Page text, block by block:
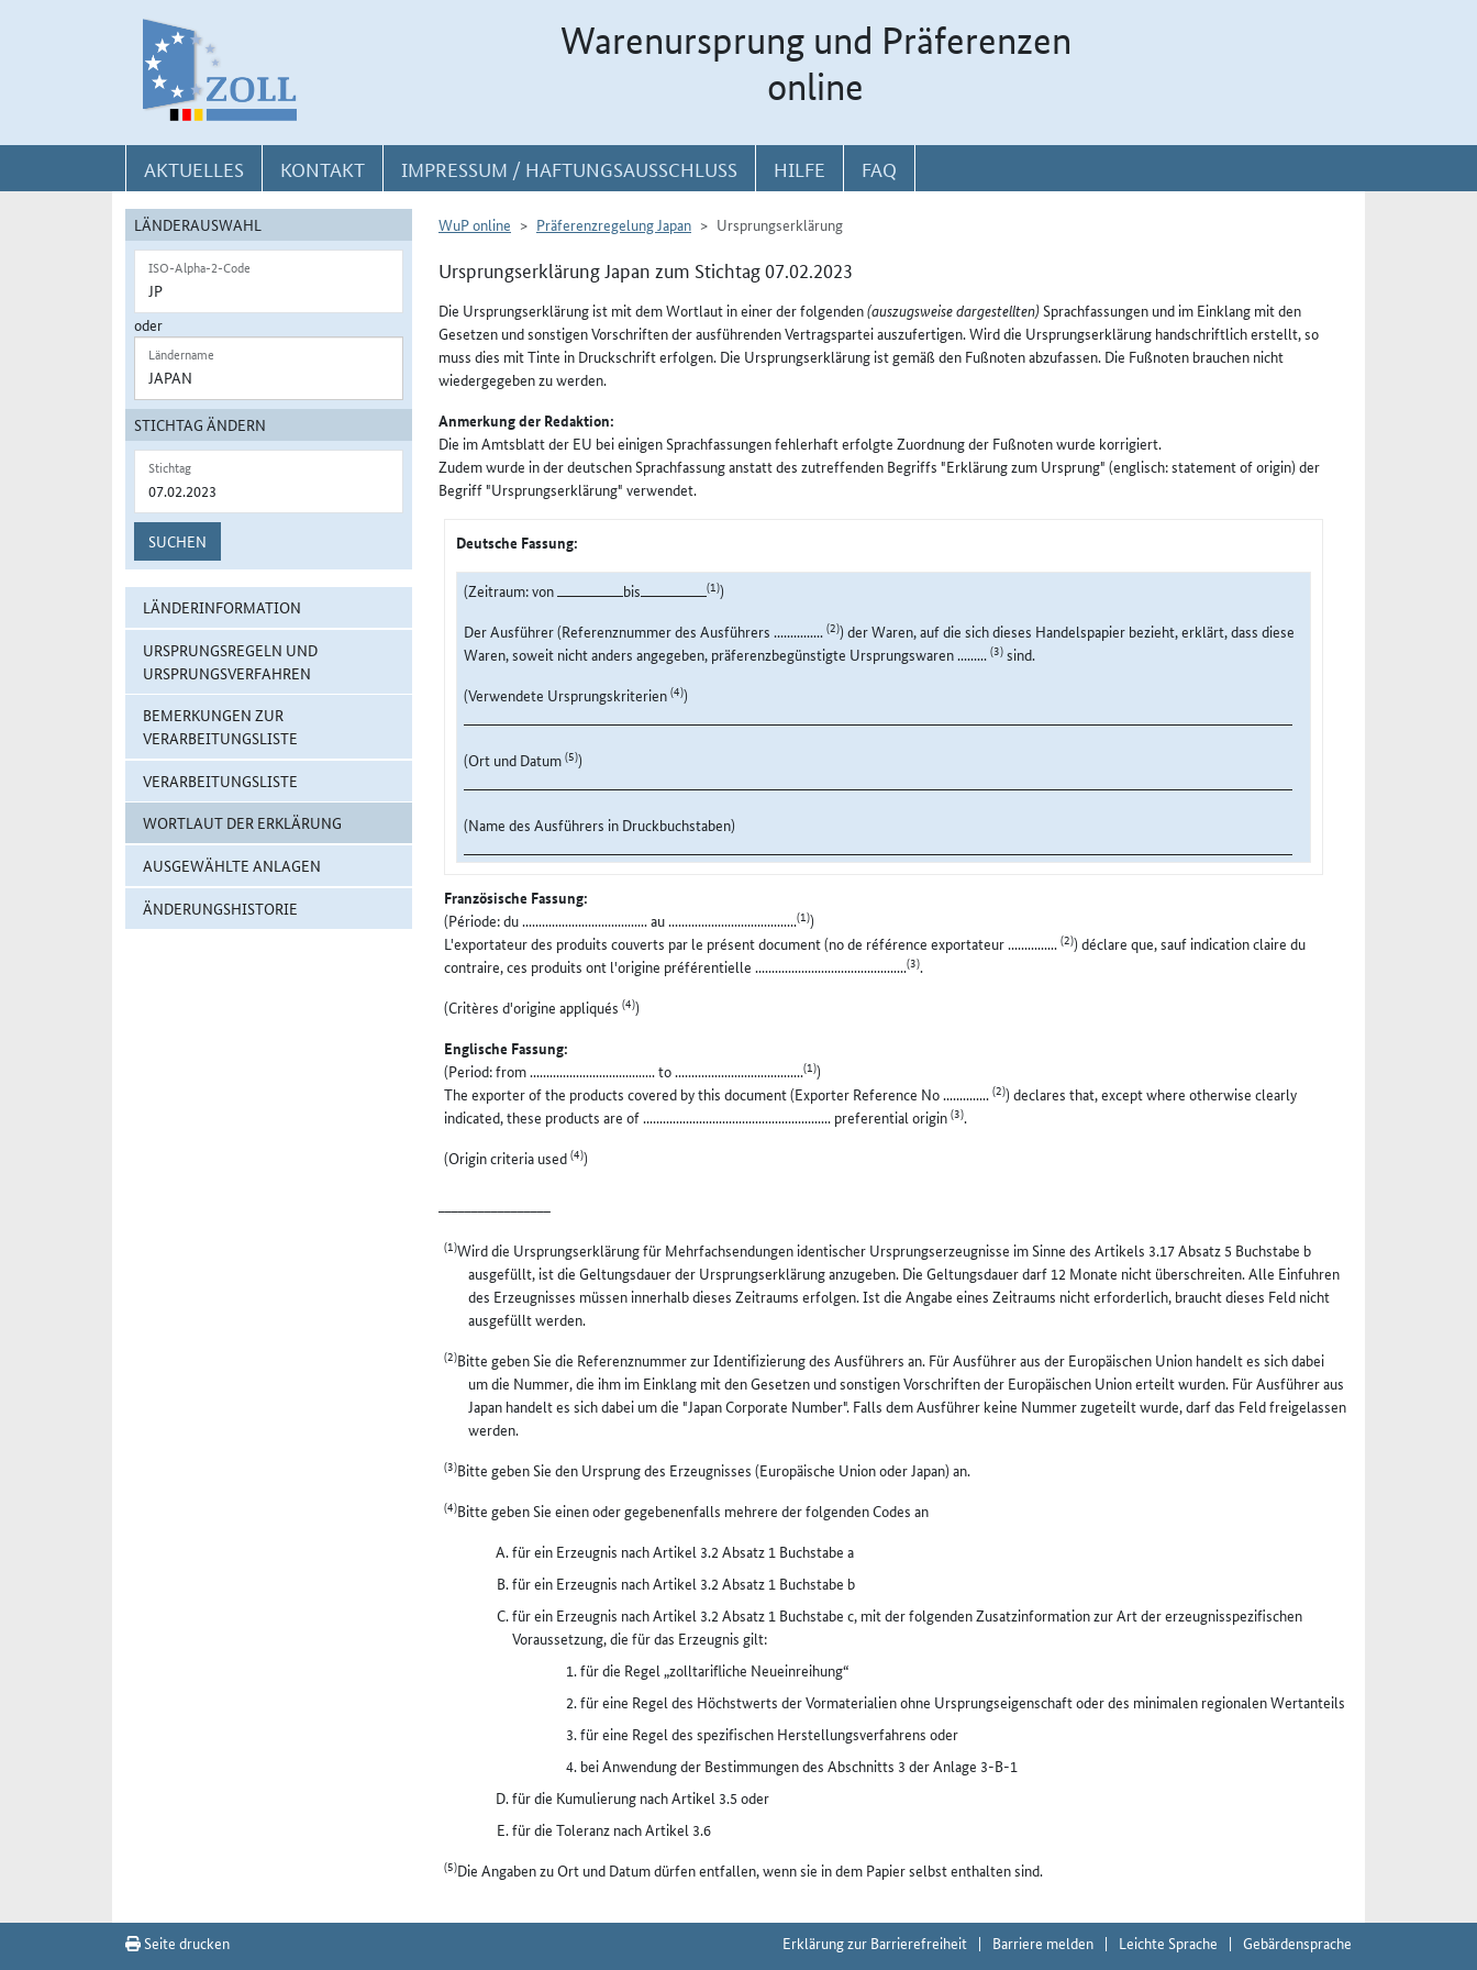
Warenursprung und Präferenzen
online
AKTUELLES KONTAKT IMPRESSUM / HAFTUNGSAUSSCHLUSS HILFE FAQ
LÄNDERAUSWAHL
ISO-Alpha-2-Code
oder
Ländername
STICHTAG ÄNDERN
Stichtag
SUCHEN
LÄNDERINFORMATION
URSPRUNGSREGELN UND
URSPRUNGSVERFAHREN
BEMERKUNGEN ZUR
VERARBEITUNGSLISTE
VERARBEITUNGSLISTE
WORTLAUT DER ERKLÄRUNG
AUSGEWÄHLTE ANLAGEN
ÄNDERUNGSHISTORIE
WuP online Präferenzregelung Japan Ursprungserklärung
Ursprungserklärung Japan zum Stichtag 07.02.2023
Die Ursprungserklärung ist mit dem Wortlaut in einer der folgenden(auszugsweise dargestellten)Sprachfassungen und im Einklang mit den
Gesetzen und sonstigen Vorschriften der ausführenden Vertragspartei auszufertigen. Wird die Ursprungserklärung handschriftlich erstellt, so
muss dies mit Tinte in Druckschrift erfolgen. Die Ursprungserklärung ist gemäß den Fußnoten abzufassen. Die Fußnoten brauchen nicht
wiedergegeben zu werden.
Anmerkung der Redaktion:
Die im Amtsblatt der EU bei einigen Sprachfassungen fehlerhaft erfolgte Zuordnung der Fußnoten wurde korrigiert.
Zudem wurde in der deutschen Sprachfassung anstatt des zutreffenden Begriffs "Erklärung zum Ursprung" (englisch: statement of origin) der
Begriff "Ursprungserklärung" verwendet.
Deutsche Fassung:
(Zeitraum: von bis (1))
Der Ausführer (Referenznummer des Ausführers ...............(2)) der Waren, auf die sich dieses Handelspapier bezieht, erklärt, dass diese
Waren, soweit nicht anders angegeben, präferenzbegünstigte Ursprungswaren .........(3)sind.
(Verwendete Ursprungskriterien(4))
(Ort und Datum(5))
(Name des Ausführers in Druckbuchstaben)
Französische Fassung:
(Période: du ...................................... au .......................................(1))
L'exportateur des produits couverts par le présent document (no de référence exportateur ...............(2)) déclare que, sauf indication claire du
contraire, ces produits ont l'origine préférentielle ..............................................(3).
(Critères d'origine appliqués (4))
Englische Fassung:
(Period: from ...................................... to .......................................(1))
The exporter of the products covered by this document (Exporter Reference No ..............(2)) declares that, except where otherwise clearly
indicated, these products are of ......................................................... preferential origin(3).
(Origin criteria used(4))
(1)Wird die Ursprungserklärung für Mehrfachsendungen identischer Ursprungserzeugnisse im Sinne des Artikels 3.17 Absatz 5 Buchstabe b
ausgefüllt, ist die Geltungsdauer der Ursprungserklärung anzugeben. Die Geltungsdauer darf 12 Monate nicht überschreiten. Alle Einfuhren
des Erzeugnisses müssen innerhalb dieses Zeitraums erfolgen. Ist die Angabe eines Zeitraums nicht erforderlich, braucht dieses Feld nicht
ausgefüllt werden.
(2)Bitte geben Sie die Referenznummer zur Identifizierung des Ausführers an. Für Ausführer aus der Europäischen Union handelt es sich dabei
um die Nummer, die ihm im Einklang mit den Gesetzen und sonstigen Vorschriften der Europäischen Union erteilt wurden. Für Ausführer aus
Japan handelt es sich dabei um die "Japan Corporate Number". Falls dem Ausführer keine Nummer zugeteilt wurde, darf das Feld freigelassen
werden.
(3)Bitte geben Sie den Ursprung des Erzeugnisses (Europäische Union oder Japan) an.
(4)Bitte geben Sie einen oder gegebenenfalls mehrere der folgenden Codes an
für ein Erzeugnis nach Artikel 3.2 Absatz 1 Buchstabe a
für ein Erzeugnis nach Artikel 3.2 Absatz 1 Buchstabe b
für ein Erzeugnis nach Artikel 3.2 Absatz 1 Buchstabe c, mit der folgenden Zusatzinformation zur Art der erzeugnisspezifischen
Voraussetzung, die für das Erzeugnis gilt:
für die Regel „zolltarifliche Neueinreihung“
für eine Regel des Höchstwerts der Vormaterialien ohne Ursprungseigenschaft oder des minimalen regionalen Wertanteils
für eine Regel des spezifischen Herstellungsverfahrens oder
bei Anwendung der Bestimmungen des Abschnitts 3 der Anlage 3-B-1
für die Kumulierung nach Artikel 3.5 oder
für die Toleranz nach Artikel 3.6
(5)Die Angaben zu Ort und Datum dürfen entfallen, wenn sie in dem Papier selbst enthalten sind.
Seite drucken Erklärung zur Barrierefreiheit Barriere melden Leichte Sprache Gebärdensprache